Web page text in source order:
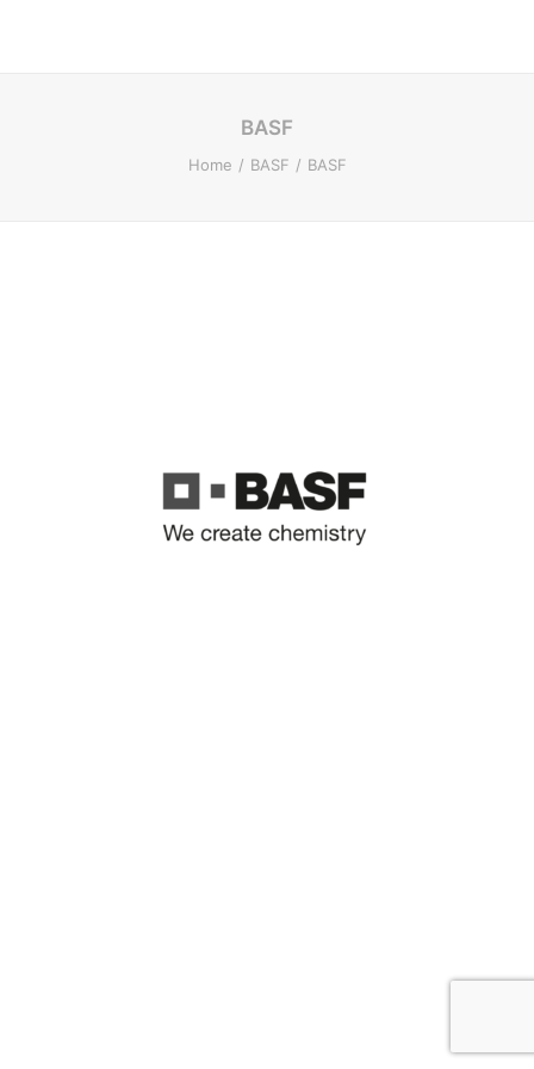
BASF
Home BASF BASF